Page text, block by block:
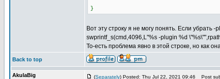
}
Вот эту строку я не могу понять. Если убрать
swprintf_s(cmd,4096,L"%s -plugin %d
То-есть проблема явно в этой строке, но как
Back to top
AkulaBig (Separately) Posted: Thu Jul 22, 2021 09:46 Post